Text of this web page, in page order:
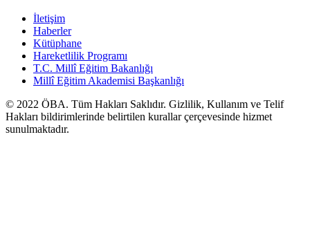
İletişim
Haberler
Kütüphane
Hareketlilik Programı
T.C. Millî Eğitim Bakanlığı
Millî Eğitim Akademisi Başkanlığı
© 2022 ÖBA. Tüm Hakları Saklıdır. Gizlilik, Kullanım ve Telif
Hakları bildirimlerinde belirtilen kurallar çerçevesinde hizmet
sunulmaktadır.